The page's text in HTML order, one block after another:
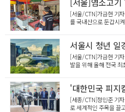
“공무원 안전이 곧 행정 서비
“AI로 그리는 천안의 젊은 활
아산 서부권, 경동 일반산업단
[서울/CTN]가금현 기
를 국내산으로 둔갑시
[서울/CTN]가금현 기
발을 위해 올해 전국
[세종/CTN]정민준 기
로 세계적인 주목을 끌